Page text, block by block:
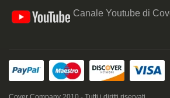
Canale Youtube di